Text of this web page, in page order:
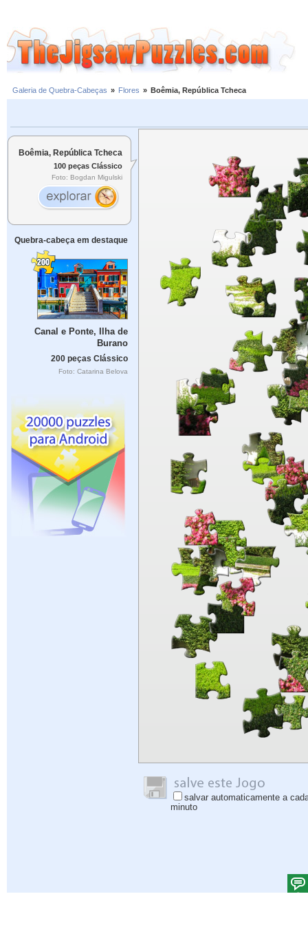
Galeria de Quebra-Cabeças » Flores » Boêmia, República Tcheca
Boêmia, República Tcheca
100 peças Clássico
Foto: Bogdan Migulski
Quebra-cabeça em destaque
Canal e Ponte, Ilha de
Burano
200 peças Clássico
Foto: Catarina Belova
salvar automaticamente a
minuto